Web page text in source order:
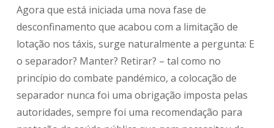
Agora que está iniciada uma nova fase de
desconfinamento que acabou com a limitação de
lotação nos táxis, surge naturalmente a pergunta: E
o separador? Manter? Retirar? – tal como no
princípio do combate pandémico, a colocação de
separador nunca foi uma obrigação imposta pelas
autoridades, sempre foi uma recomendação para